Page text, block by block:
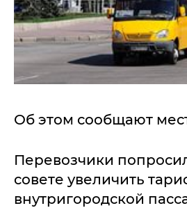
Об этом сообщают
Перевозчики
совете увеличить
внутригородской